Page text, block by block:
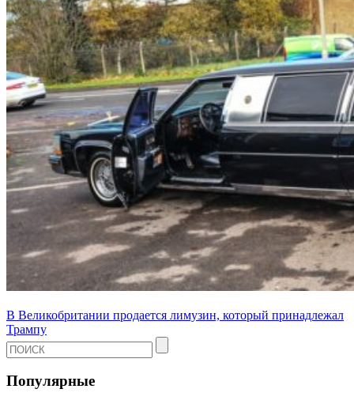
В Великобритании продается лимузин, который принадлежал
Трампу
Популярные